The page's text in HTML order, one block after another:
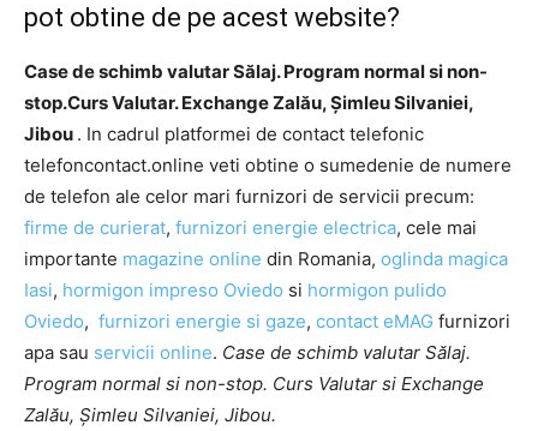
pot obtine de pe acest website?
Case de schimb valutar Sălaj. Program normal si non-
stop.Curs Valutar. Exchange Zalău, Șimleu Silvaniei,
Jibou . In cadrul platformei de contact telefonic
telefoncontact.online veti obtine o sumedenie de numere
de telefon ale celor mari furnizori de servicii precum:
firme de curierat, furnizori energie electrica, cele mai
importante magazine online din Romania, oglinda magica
Iasi, hormigon impreso Oviedo si hormigon pulido
Oviedo, furnizori energie si gaze, contact eMAG furnizori
apa sau servicii online. Case de schimb valutar Sălaj.
Program normal si non-stop. Curs Valutar si Exchange
Zalău, Șimleu Silvaniei, Jibou.